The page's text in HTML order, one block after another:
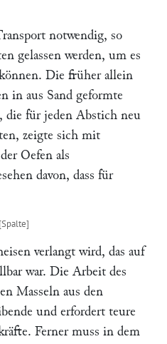
notwendig, so
gelassen werden, um es
Die früher allein
in aus Sand geformte
die für jeden Abstich neu
zeigte sich mit
Oefen als
davon, dass für
verlangt wird, das auf
war. Die Arbeit des
Masseln aus den
und erfordert teure
Ferner muss in dem